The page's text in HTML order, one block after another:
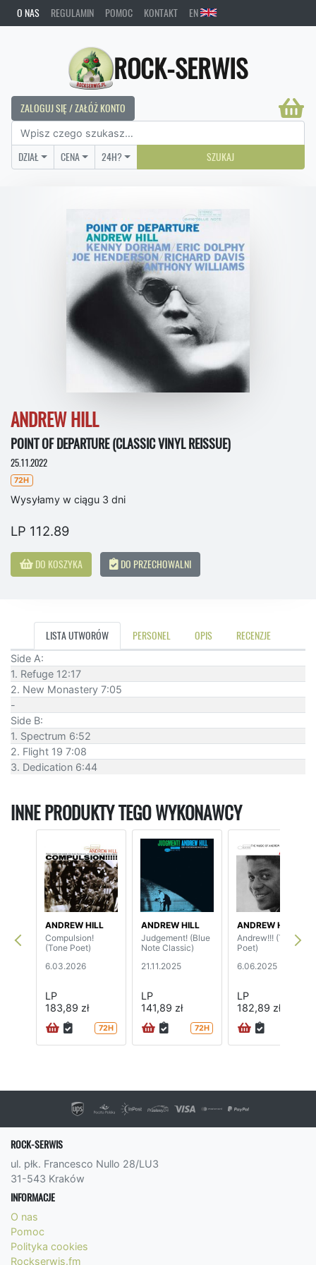
O NAS REGULAMIN POMOC KONTAKT EN
ROCK-SERWIS
ZALOGUJ SIĘ / ZAŁÓŻ KONTO
DZIAŁ CENA 24H? SZUKAJ
ANDREW HILL
POINT OF DEPARTURE (CLASSIC VINYL REISSUE)
25.11.2022
72H
Wysyłamy w ciągu 3 dni
LP 112.89
DO KOSZYKA DO PRZECHOWALNI
LISTA UTWORÓW PERSONEL OPIS RECENZJE
Side A:
1. Refuge 12:17
2. New Monastery 7:05
-
Side B:
1. Spectrum 6:52
2. Flight 19 7:08
3. Dedication 6:44
INNE PRODUKTY TEGO WYKONAWCY
ANDREW HILL
Compulsion!
(Tone Poet)
6.03.2026
LP
183,89 zł
72H
ANDREW HILL
Judgement! (Blue
Note Classic)
21.11.2025
LP
141,89 zł
72H
ANDREW HILL
Andrew!!! (Tone
Poet)
6.06.2025
LP
182,89 zł
ROCK-SERWIS
ul. płk. Francesco Nullo 28/LU3
31-543 Kraków
INFORMACJE
O nas
Pomoc
Polityka cookies
Rockserwis.fm